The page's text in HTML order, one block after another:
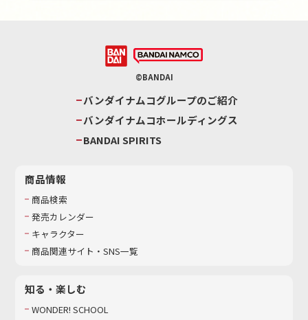
©BANDAI
バンダイナムコグループのご紹介
バンダイナムコホールディングス
BANDAI SPIRITS
商品情報
商品検索
発売カレンダー
キャラクター
商品関連サイト・SNS一覧
知る・楽しむ
WONDER! SCHOOL